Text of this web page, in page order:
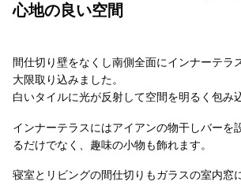
心地の良い空間
間仕切り壁をなくし南側全面にインナーテラ
大限取り込みました。
白いタイルに光が反射して空間を明るく包み
インナーテラスにはアイアンの物干しバーを
るだけでなく、趣味の小物も飾れます。
寝室とリビングの間仕切りもガラスの室内窓